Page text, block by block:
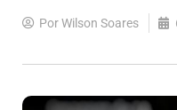
PorWilson Soares